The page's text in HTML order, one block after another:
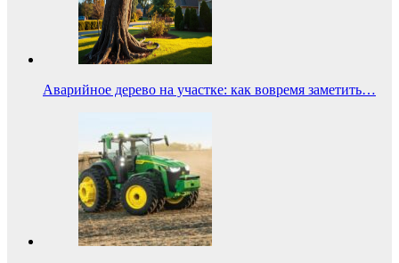
Аварийное дерево на участке: как вовремя заметить…